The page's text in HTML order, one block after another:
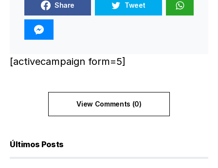
Share Tweet
[activecampaign form=5]
View Comments (0)
Últimos Posts